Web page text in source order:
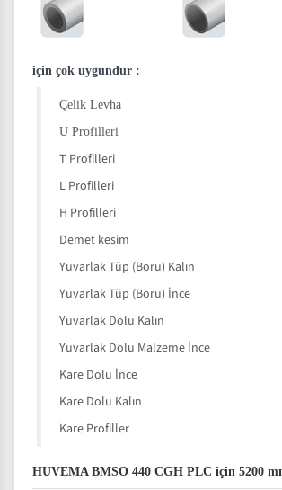
için çok uygundur :
Çelik Levha
U Profilleri
T Profilleri
L Profilleri
H Profilleri
Demet kesim
Yuvarlak Tüp (Boru) Kalın
Yuvarlak Tüp (Boru) İnce
Yuvarlak Dolu Kalın
Yuvarlak Dolu Malzeme İnce
Kare Dolu İnce
Kare Dolu Kalın
Kare Profiller
HUVEMA BMSO 440 CGH PLC için 5200